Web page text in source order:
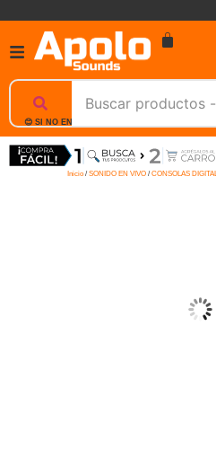
😊 SI NO ENCUENTRAS UN PRODUCTO,
Inicio/ SONIDO EN VIVO/ CONSOLAS